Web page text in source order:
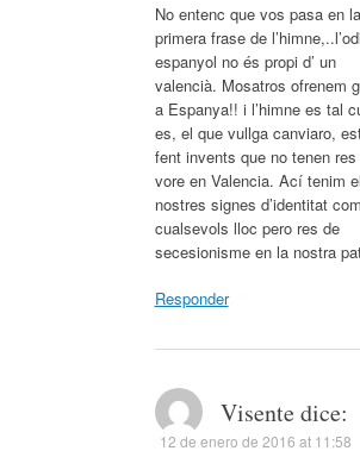
No entenc que vos pasa en la
primera frase de
espanyol no és propi d’ un
valencià. Mosatros ofrenem
a Espanya!! i l’himne es tal
es, el que vullga canviaro,
fent invents que no tenen res
vore en Valencia. Ací tenim
nostres signes d’identitat
cualsevols lloc pero res de
secesionisme en la nostra
Responder
Visente dice:
12 de enero de 2016 at 11:58